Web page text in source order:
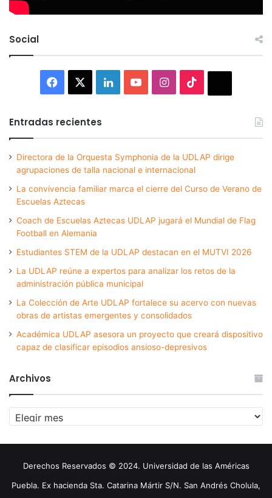
Social
Facebook LinkedInYouTubeInstagram
Entradas recientes
Directora de la Orquesta Symphonia de la UDLAP dirige
agrupaciones de talla nacional e internacional
La convivencia familiar marca el cierre del Curso de Verano de
Escuelas Aztecas
Coach de Escuelas Aztecas UDLAP jugará el Mundial de Flag
Football en Alemania
Estudiantes STEM de la UDLAP destacan en el MUTVI 2026
La UDLAP reúne a expertos para analizar los retos de la
administración pública municipal
La Colección de Arte UDLAP fortalece su acervo con nuevas
obras de artistas emergentes y consolidados
Académica UDLAP asesora un proyecto que creará dispositivo
capaz de clasificar episodios ansioso-depresivos
Archivos
Archivos
Derechos Reservados © 2024. Universidad de las Américas
Puebla. Ex hacienda Sta. Catarina Mártir S/N. San Andrés Cholula,